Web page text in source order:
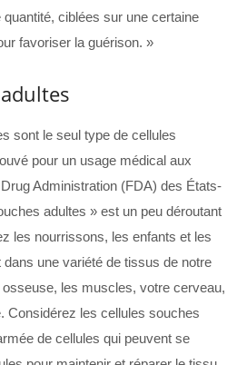
ciblées sur une certaine
favoriser la guérison. »
sont le seul type de cellules
pour un usage médical aux
Administration (FDA) des États-
adultes » est un peu déroutant
les nourrissons, les enfants et les
une variété de tissus de notre
les muscles, votre cerveau,
Considérez les cellules souches
de cellules qui peuvent se